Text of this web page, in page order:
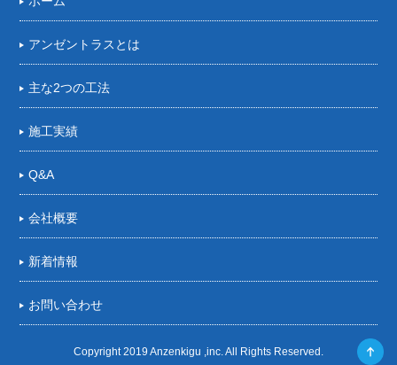
アンゼントラスとは
主な2つの工法
施工実績
Q&A
会社概要
新着情報
お問い合わせ
Copyright 2019 Anzenkigu ,inc. All Rights Reserved.